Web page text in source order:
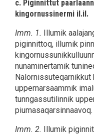
c. Piginnittut
kingornussinermi il.il.
Imm. 1.
Illumik
piginnittoq, illumik
nunaminertamik
uppernarsaammik
tunngassutilinnik
piumasaqarsinnaavoq.
Imm. 2.
Illumik